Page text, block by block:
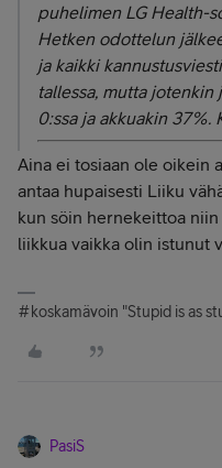
puhelimen LG Health-
Hetken odottelun
ja kaikki
tallessa, mutta jotenkin
0:ssa ja akkuakin 37%.
Aina ei tosiaan ole oikein
antaa hupaisesti Liiku
kun söin hernekeittoa
liikkua vaikka olin istunut
#koskamävoin "Stupid is as
PasiS